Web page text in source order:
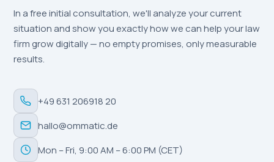
In a free initial consultation, we'll analyze your current
situation and show you exactly how we can help your law
firm grow digitally — no empty promises, only measurable
results.
+49 631 206918 20
hallo@ommatic.de
Mon – Fri, 9:00 AM – 6:00 PM (CET)